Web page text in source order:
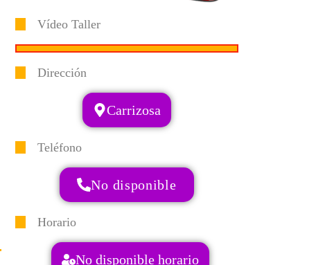
Vídeo Taller
Dirección
Carrizosa
Teléfono
No disponible
Horario
No disponible horario